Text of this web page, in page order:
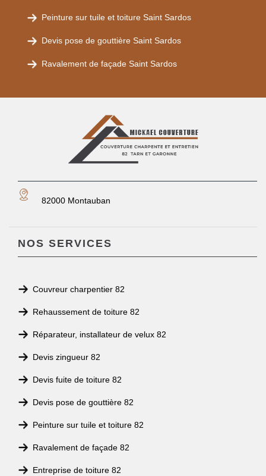
Peinture sur tuile et toiture Saint Sardos
Devis pose de gouttière Saint Sardos
Ravalement de façade Saint Sardos
82000 Montauban
NOS SERVICES
Couvreur charpentier 82
Rehaussement de toiture 82
Réparateur, installateur de velux 82
Devis zingueur 82
Devis fuite de toiture 82
Devis pose de gouttière 82
Peinture sur tuile et toiture 82
Ravalement de façade 82
Entreprise de toiture 82